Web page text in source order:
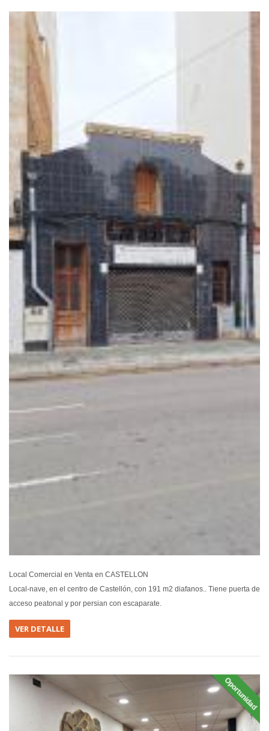
Local Comercial en Venta en CASTELLON
Local-nave, en el centro de Castellón, con 191 m2 diafanos.. Tiene puerta de
acceso peatonal y por persian con escaparate.
VER DETALLE
Oportunidad
EN